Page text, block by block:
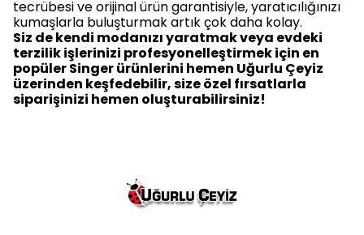
tecrübesi ve orijinal ürün garantisiyle, yaratıcılığınızı
kumaşlarla buluşturmak artık çok daha kolay.
Siz de kendi modanızı yaratmak veya evdeki
terzilik işlerinizi profesyonelleştirmek için en
popüler Singer ürünlerini hemen Uğurlu Çeyiz
üzerinden keşfedebilir, size özel fırsatlarla
siparişinizi hemen oluşturabilirsiniz!